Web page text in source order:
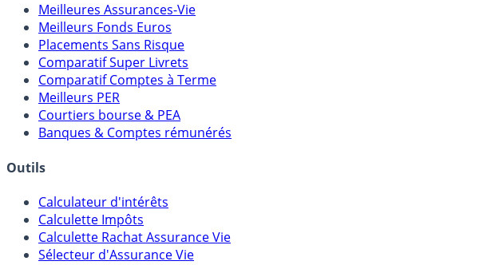
Meilleures Assurances-Vie
Meilleurs Fonds Euros
Placements Sans Risque
Comparatif Super Livrets
Comparatif Comptes à Terme
Meilleurs PER
Courtiers bourse & PEA
Banques & Comptes rémunérés
Outils
Calculateur d'intérêts
Calculette Impôts
Calculette Rachat Assurance Vie
Sélecteur d'Assurance Vie